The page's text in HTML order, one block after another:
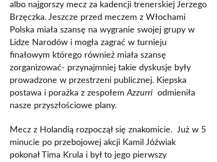
albo najgorszy mecz za kadencji trenerskiej Jerzego
Brzęczka. Jeszcze przed meczem z Włochami
Polska miała szansę na wygranie swojej grupy w
Lidze Narodów i mogła zagrać w turnieju
finałowym którego również miała szansę
zorganizować- przynajmniej takie dyskusje były
prowadzone w przestrzeni publicznej. Kiepska
postawa i porażka z zespołemAzzurri odmieniła
nasze przyszłościowe plany.
Mecz z Holandią rozpoczął się znakomicie. Już w 5
minucie po przebojowej akcji Kamil Jóźwiak
pokonał Tima Krula i był to jego pierwszy